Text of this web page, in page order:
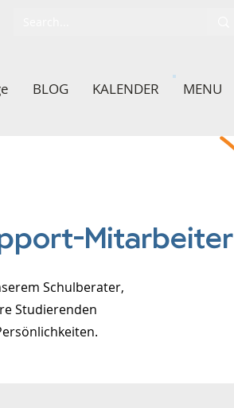
BLOG KALENDER MENU
Mitarbeiter
Schulberater,
Studierenden